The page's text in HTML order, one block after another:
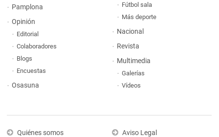
Pamplona
Opinión
Editorial
Colaboradores
Blogs
Encuestas
Osasuna
Fútbol sala
Más deporte
Nacional
Revista
Multimedia
Galerías
Vídeos
Quiénes somos Aviso Legal